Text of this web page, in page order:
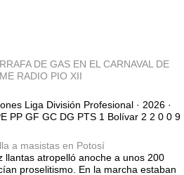
DE GAS EN EL CARNAVAL DE
RADIO PIO XII
Liga División Profesional · 2026 ·
PP GF GC DG PTS 1 Bolívar 2 2 0 0 9
a masistas en Potosí
llantas atropelló anoche a unos 200
proselitismo. En la marcha estaban